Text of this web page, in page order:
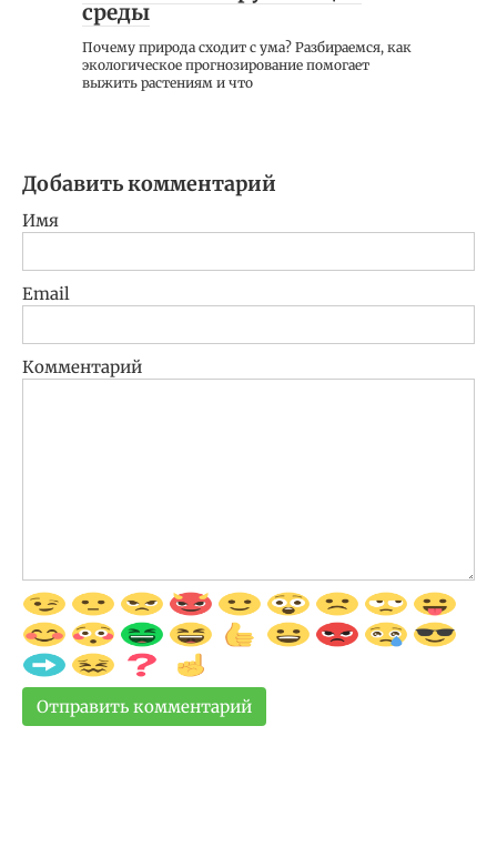
среды
Почему природа сходит с ума? Разбираемся, как
экологическое прогнозирование помогает
выжить растениям и что
Добавить комментарий
Имя
Email
Комментарий